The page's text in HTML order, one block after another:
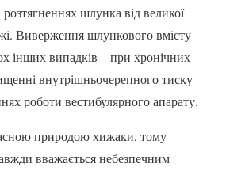
шлунка від великої
Виверження шлункового вмісту
інших випадків – при хронічних
внутрішньочерепного тиску
роботи вестибулярного апарату.
природою хижаки, тому
вважається небезпечним